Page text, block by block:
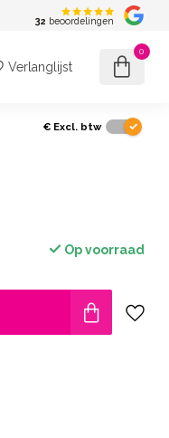
32 beoordelingen
Verlanglijst
0
€ Excl. btw
Op voorraad